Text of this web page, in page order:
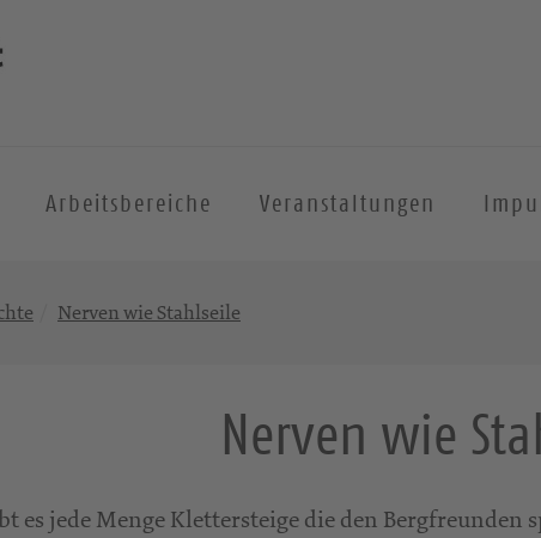
Arbeitsbereiche Veranstaltungen
Nerven wie Stahlseile
Nerven wie
es jede Menge Klettersteige die den Bergfreunden